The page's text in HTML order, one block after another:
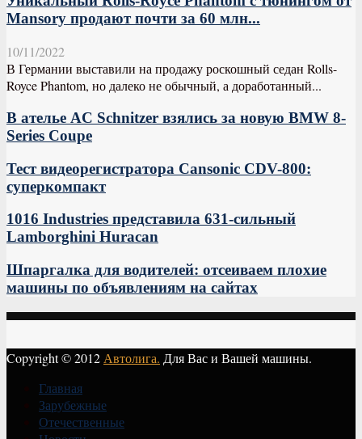
Mansory продают почти за 60 млн...
10/11/2022
В Германии выставили на продажу роскошный седан Rolls-
Royce Phantom, но далеко не обычный, а доработанный...
В ателье AC Schnitzer взялись за новую BMW 8-
Series Coupe
Тест видеорегистратора Cansonic CDV-800:
суперкомпакт
1016 Industries представила 631-сильный
Lamborghini Huracan
Шпаргалка для водителей: отсеиваем плохие
машины по объявлениям на сайтах
Copyright © 2012 Автолига. Для Вас и Вашей машины.
Главная
Зарубежные
Отечественные